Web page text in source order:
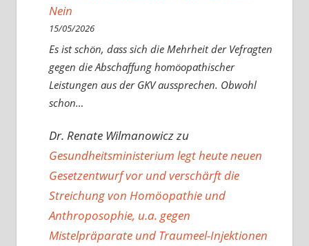
Nein
15/05/2026
Es ist schön, dass sich die Mehrheit der Vefragten
gegen die Abschaffung homöopathischer
Leistungen aus der GKV aussprechen. Obwohl
schon…
Dr. Renate Wilmanowiczzu
Gesundheitsministerium legt heute neuen
Gesetzentwurf vor und verschärft die
Streichung von Homöopathie und
Anthroposophie, u.a. gegen
Mistelpräparate und Traumeel-Injektionen